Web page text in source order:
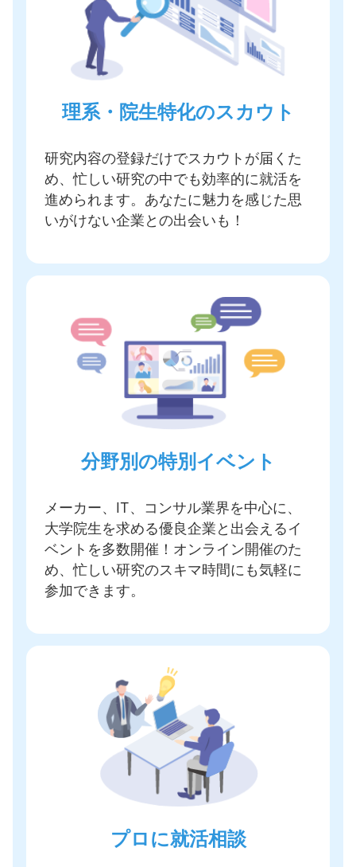
理系・院生特化のスカウト
研究内容の登録だけでスカウトが届く た
め、忙しい研究の中でも効率的に就活を
進められます。あなたに魅力を感じた思
いがけない企業との出会いも！
分野別の特別イベント
メーカー、IT、コンサル業界を中心に、
大学院生を求める優良企業と出会えるイ
ベントを多数開催 ！オンライン開催のた
め、忙しい研究のスキマ時間にも気軽に
参加できます。
プロに就活相談